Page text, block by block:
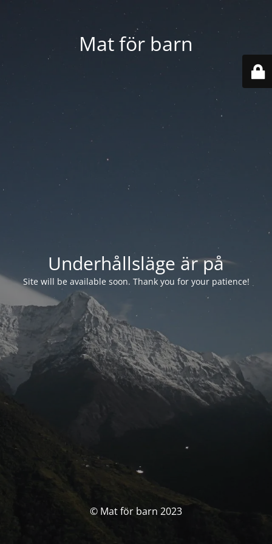
Mat för barn
Underhållsläge är på
Site will be available soon. Thank you for your patience!
© Mat för barn 2023